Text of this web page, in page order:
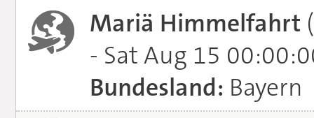
Mariä Himmelfahrt
- Sat Aug 15
Bundesland: Bayern